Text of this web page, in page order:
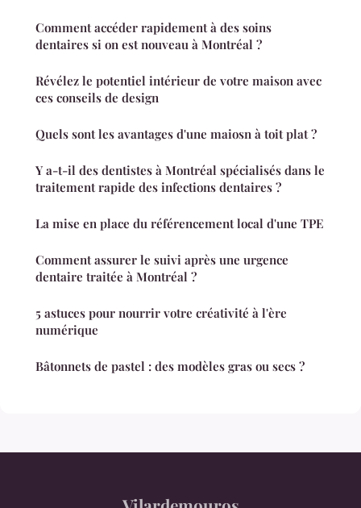
Comment accéder rapidement à des soins
dentaires si on est nouveau à Montréal ?
Révélez le potentiel intérieur de votre maison avec
ces conseils de design
Quels sont les avantages d'une maiosn à toit plat ?
Y a-t-il des dentistes à Montréal spécialisés dans le
traitement rapide des infections dentaires ?
La mise en place du référencement local d'une TPE
Comment assurer le suivi après une urgence
dentaire traitée à Montréal ?
5 astuces pour nourrir votre créativité à l'ère
numérique
Bâtonnets de pastel : des modèles gras ou secs ?